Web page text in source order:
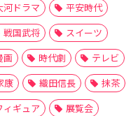
河ドラマ
平安時代
戦国武将
スイーツ
画 時代劇
テレビ
康 織田信長
抹茶
ィギュア
展覧会